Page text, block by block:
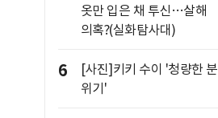
옷만 입은 채 투신…살해
의혹?(실화탐사대)
6
[사진]키키 수이 '청량한 분
위기'